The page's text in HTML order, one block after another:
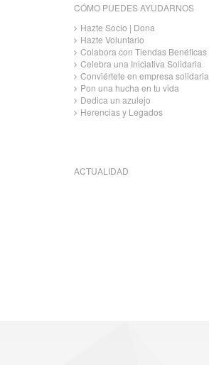
CÓMO PUEDES AYUDARNOS
Hazte Socio | Dona
Hazte Voluntario
Colabora con Tiendas Benéficas
Celebra una Iniciativa Solidaria
Conviértete en empresa solidaria
Pon una hucha en tu vida
Dedica un azulejo
Herencias y Legados
ACTUALIDAD